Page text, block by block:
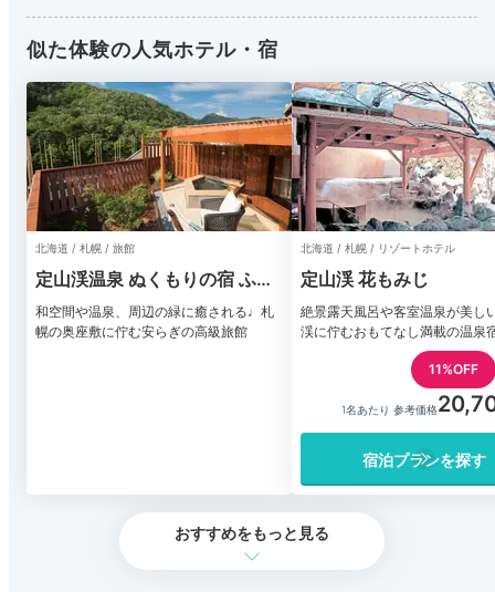
似た体験の人気ホテル・宿
北海道 / 札幌 / 旅館
定山渓温泉 ぬくもりの宿 ふる
川
和空間や温泉、周辺の緑に癒される♩札
幌の奥座敷に佇む安らぎの高級旅館
北海道 / 札幌 / リゾートホテル
定山渓 花もみじ
絶景露天風呂や客室温泉が美し
渓に佇むおもてなし満載の温泉
11%OFF
1名あたり 参考価格
宿泊プランを探す
おすすめをもっと見る